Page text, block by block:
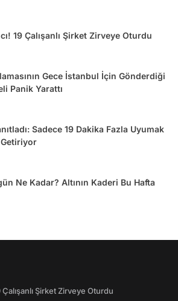
19 Çalışanlı Şirket Zirveye Oturdu
Gece İstanbul İçin Gönderdiği
Panik Yarattı
Sadece 19 Dakika Fazla Uyumak
Getiriyor
Ne Kadar? Altının Kaderi Bu Hafta
Şirket Zirveye Oturdu